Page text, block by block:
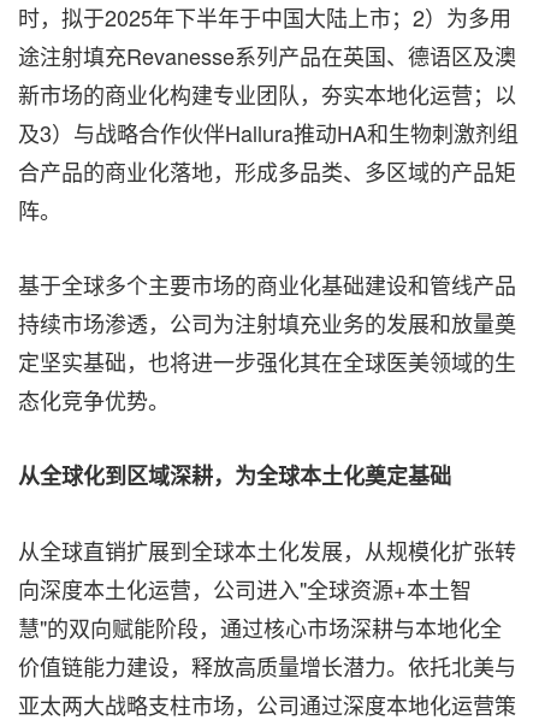
时，拟于2025年下半年于中国大陆上市；2）为多用
途注射填充Revanesse系列产品在英国、德语区及澳
新市场的商业化构建专业团队，夯实本地化运营；以
及3）与战略合作伙伴Hallura推动HA和生物刺激剂组
合产品的商业化落地，形成多品类、多区域的产品矩
阵。
基于全球多个主要市场的商业化基础建设和管线产品
持续市场渗透，公司为注射填充业务的发展和放量奠
定坚实基础，也将进一步强化其在全球医美领域的生
态化竞争优势。
从全球化到区域深耕，为全球本土化奠定基础
从全球直销扩展到全球本土化发展，从规模化扩张转
向深度本土化运营，公司进入"全球资源+本土智
慧"的双向赋能阶段，通过核心市场深耕与本地化全
价值链能力建设，释放高质量增长潜力。依托北美与
亚太两大战略支柱市场，公司通过深度本地化运营策